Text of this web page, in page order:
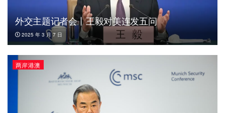
外交主题记者会丨王毅对美连发五问
2025 年 3 月 7 日
两岸港澳